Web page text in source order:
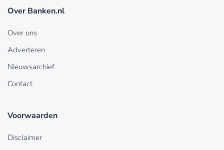
Over Banken.nl
Over ons
Adverteren
Nieuwsarchief
Contact
Voorwaarden
Disclaimer